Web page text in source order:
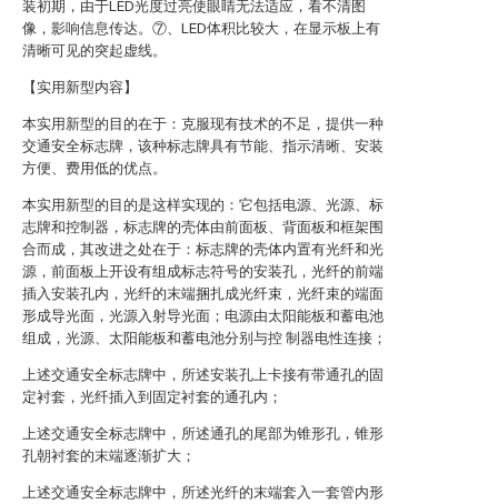
装初期，由于LED光度过亮使眼睛无法适应，看不清图
像，影响信息传达。⑦、LED体积比较大，在显示板上有
清晰可见的突起虚线。
【实用新型内容】
本实用新型的目的在于：克服现有技术的不足，提供一种
交通安全标志牌，该种标志牌具有节能、指示清晰、安装
方便、费用低的优点。
本实用新型的目的是这样实现的：它包括电源、光源、标
志牌和控制器，标志牌的壳体由前面板、背面板和框架围
合而成，其改进之处在于：标志牌的壳体内置有光纤和光
源，前面板上开设有组成标志符号的安装孔，光纤的前端
插入安装孔内，光纤的末端捆扎成光纤束，光纤束的端面
形成导光面，光源入射导光面；电源由太阳能板和蓄电池
组成，光源、太阳能板和蓄电池分别与控 制器电性连接；
上述交通安全标志牌中，所述安装孔上卡接有带通孔的固
定衬套，光纤插入到固定衬套的通孔内；
上述交通安全标志牌中，所述通孔的尾部为锥形孔，锥形
孔朝衬套的末端逐渐扩大；
上述交通安全标志牌中，所述光纤的末端套入一套管内形